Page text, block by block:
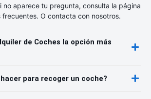
no aparece tu pregunta, consulta la página
O contacta con nosotros.
de Coches la opción más
para recoger un coche?